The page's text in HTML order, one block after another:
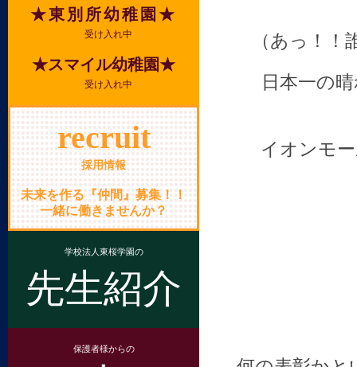
（あっ！
日本一の
イオンモ
★東別所幼稚園★
受け入れ中
★スマイル幼稚園★
受け入れ中
recruit
採用情報
未来を作る『仲間』募集！！
一緒に働きませんか？
学校法人東桜学園の
先生紹介
保護者様からの